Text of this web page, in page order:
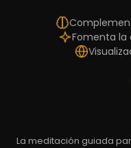
Fomenta
La meditación guiada